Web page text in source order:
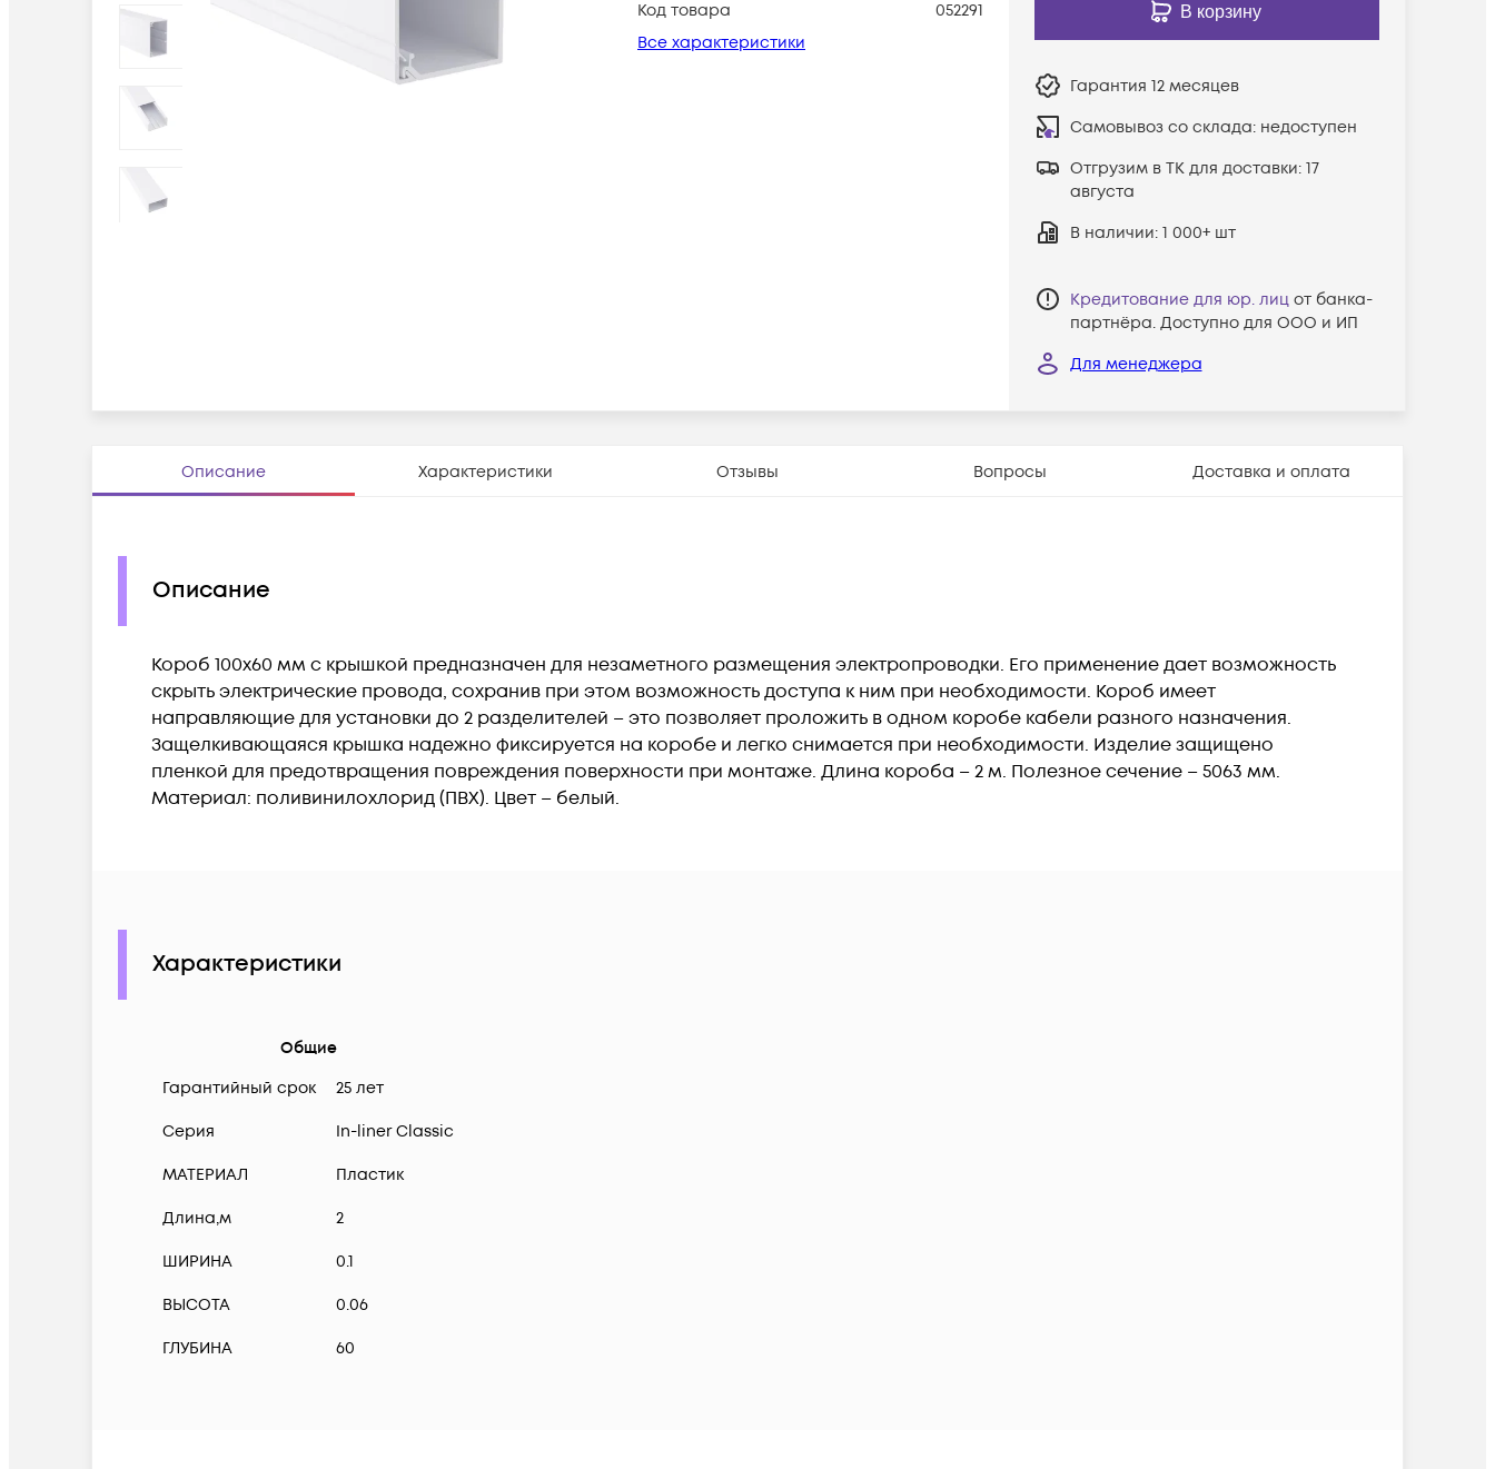
Код товара
052291
Все характеристики
В корзину
Гарантия 12 месяцев
Самовывоз со склада: недоступен
Отгрузим в ТК для доставки: 17
августа
В наличии: 1 000+ шт
Кредитование для юр. лиц от банка-
партнёра. Доступно для ООО и ИП
Для менеджера
Описание Характеристики Отзывы Вопросы Доставка и оплата
Описание
Короб 100х60 мм с крышкой предназначен для незаметного размещения электропроводки. Его применение дает возможность
скрыть электрические провода, сохранив при этом возможность доступа к ним при необходимости. Короб имеет
направляющие для установки до 2 разделителей – это позволяет проложить в одном коробе кабели разного назначения.
Защелкивающаяся крышка надежно фиксируется на коробе и легко снимается при необходимости. Изделие защищено
пленкой для предотвращения повреждения поверхности при монтаже. Длина короба – 2 м. Полезное сечение – 5063 мм.
Материал: поливинилохлорид (ПВХ). Цвет – белый.
Характеристики
Общие
Гарантийный срок
25 лет
Серия In-liner Classic
МАТЕРИАЛ Пластик
Длина,м 2
ШИРИНА 0.1
ВЫСОТА 0.06
ГЛУБИНА 60